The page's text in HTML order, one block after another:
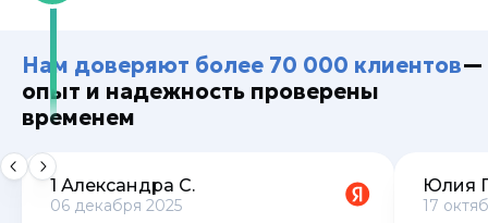
Нам доверяют более 70 000 клиентов—
опыт и надежность проверены
временем
1 Александра С.
06 декабря 2025
Юлия
17